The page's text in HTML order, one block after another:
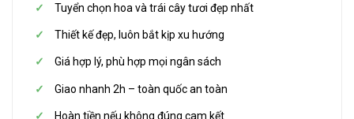
Tuyển chọn hoa và trái cây tươi đẹp nhất
Thiết kế đẹp, luôn bắt kịp xu hướng
Giá hợp lý, phù hợp mọi ngân sách
Giao nhanh 2h – toàn quốc an toàn
Hoàn tiền nếu không đúng cam kết